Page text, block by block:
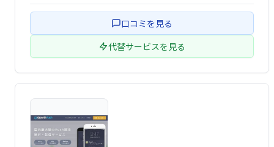
果的なプッシュ通知戦略を実現します。
口コミを見る
代替サービスを見る